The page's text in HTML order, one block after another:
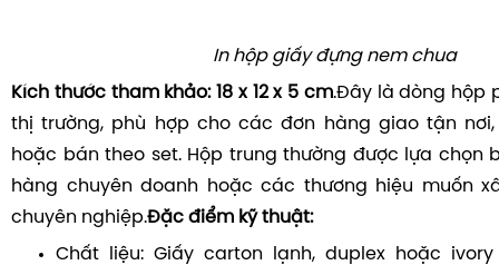
In hộp giấy đựng nem chua
Kích thước tham khảo: 18 x 12 x 5 cm.Đây là dòng hộp
thị trường, phù hợp cho các đơn hàng giao tận
hoặc bán theo set. Hộp trung thường được lựa chọn
hàng chuyên doanh hoặc các thương hiệu muốn
chuyên nghiệp.Đặc điểm kỹ thuật:
Chất liệu: Giấy carton lạnh, duplex hoặc